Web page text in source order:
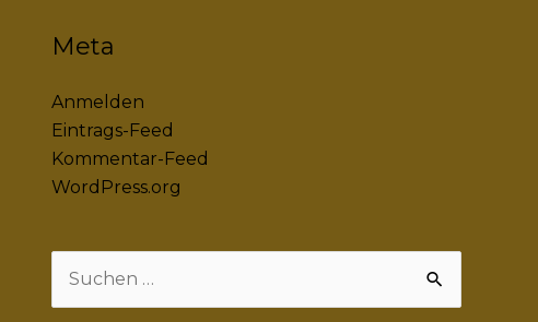
Meta
Anmelden
Eintrags-Feed
Kommentar-Feed
WordPress.org
Suchen
nach: